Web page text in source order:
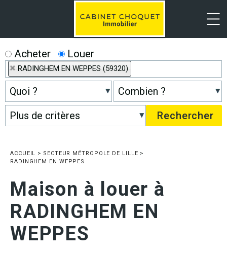
Acheter Louer
RADINGHEM EN WEPPES (59320)
ACCUEIL > SECTEUR MÉTROPOLE DE LILLE >
RADINGHEM EN WEPPES
Maison à louer à
RADINGHEM EN
WEPPES